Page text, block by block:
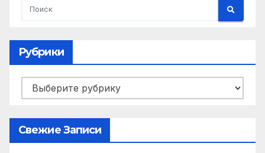
Рубрики
Рубрики
Свежие Записи